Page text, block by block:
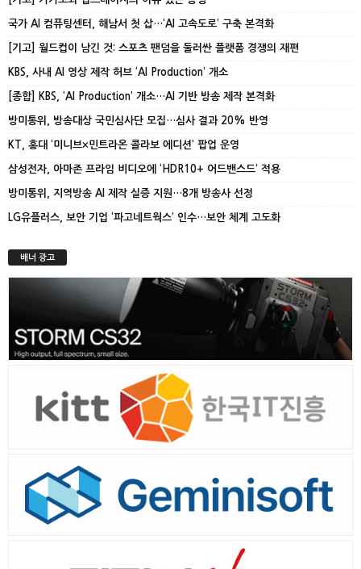
국가 AI 컴퓨팅센터, 해남서 첫 삽…‘AI 고속도로’ 구축 본격화
[기고] 월드컵이 남긴 것: 스포츠 팬덤을 둘러싼 플랫폼 경쟁의 재편
KBS, 사내 AI 영상 제작 허브 ‘AI Production’ 개소
[종합] KBS, ‘AI Production’ 개소…AI 기반 방송 제작 본격화
방미통위, 방송대상 국민심사단 모집…심사 결과 20% 반영
KT, 홍대 ‘미니브×민트라온 콜라보 에디션’ 팝업 운영
삼성전자, 아마존 프라임 비디오에 ‘HDR10+ 어드밴스드’ 적용
방미통위, 지역방송 AI 제작 실증 지원…8개 방송사 선정
LG유플러스, 보안 기업 ‘파고네트웍스’ 인수…보안 체계 고도화
배너 광고